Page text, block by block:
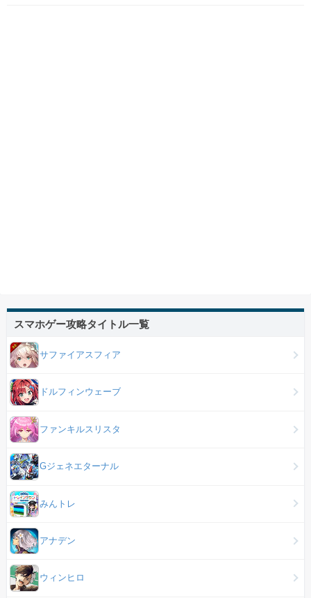
スマホゲー攻略タイトル一覧
サファイアスフィア
ドルフィンウェーブ
ファンキルスリスタ
Gジェネエターナル
みんトレ
アナデン
ウィンヒロ